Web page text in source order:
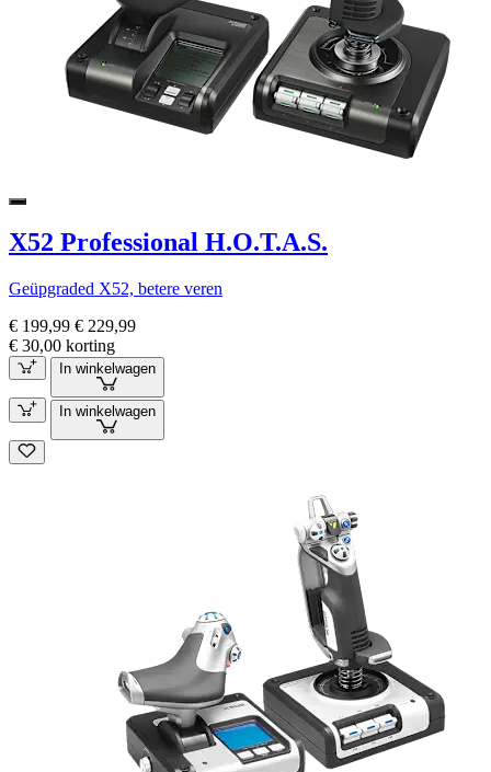
X52 Professional H.O.T.A.S.
Geüpgraded X52, betere veren
€ 199,99 € 229,99
€ 30,00 korting
In winkelwagen
In winkelwagen